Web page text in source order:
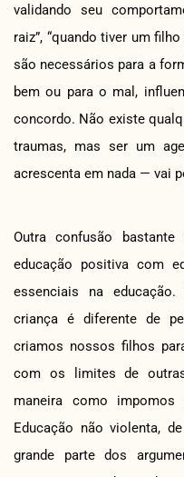
validando seu
raiz”, “quando tiver um
são necessários para a
bem ou para o mal,
concordo. Não existe
traumas, mas ser um
acrescenta em nada — vai
Outra confusão
educação positiva com
essenciais na
criança é diferente de
criamos nossos filhos
com os limites de
maneira como
Educação não violenta,
grande parte dos